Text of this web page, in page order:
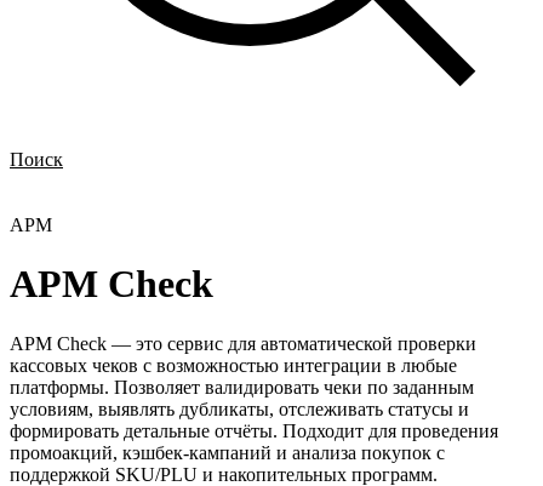
Поиск
APM
APM Check
APM Check — это сервис для автоматической проверки
кассовых чеков с возможностью интеграции в любые
платформы. Позволяет валидировать чеки по заданным
условиям, выявлять дубликаты, отслеживать статусы и
формировать детальные отчёты. Подходит для проведения
промоакций, кэшбек-кампаний и анализа покупок с
поддержкой SKU/PLU и накопительных программ.